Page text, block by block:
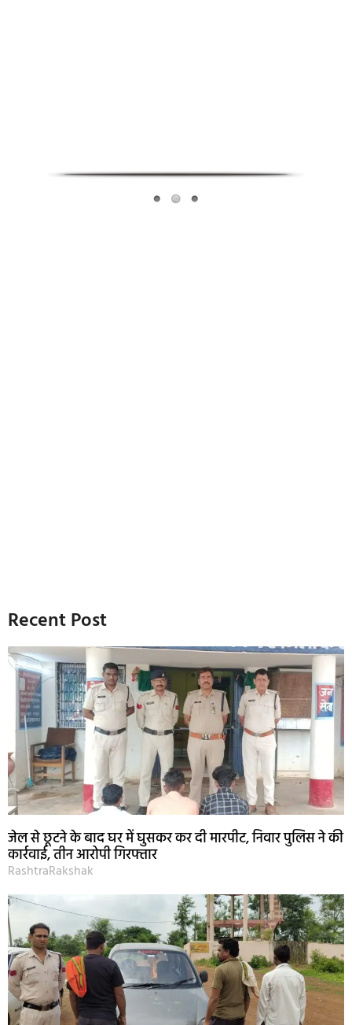
Recent Post
जेल से छूटने के बाद घर में घुसकर कर दी मारपीट, निवार पुलिस ने की
कार्रवाई, तीन आरोपी गिरफ्तार
RashtraRakshak